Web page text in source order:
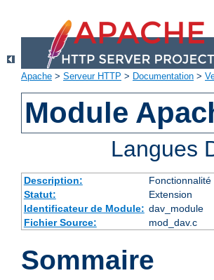
Apache > Serveur HTTP > Documentation >
Module
Langues
Description:
Statut:
Extension
Identificateur de Module: dav_module
Fichier Source:
mod_dav.c
Sommaire